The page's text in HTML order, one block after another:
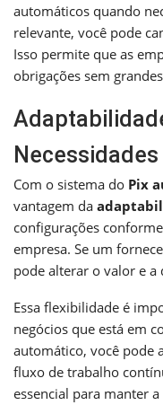
automáticos quando
relevante, você pode
Isso permite que as
obrigações sem
Necessidades
Com o sistema do Pix
vantagem da
configurações
empresa. Se um
pode alterar o valor e
Essa flexibilidade é
negócios que está em
automático, você pode
fluxo de trabalho
essencial para manter